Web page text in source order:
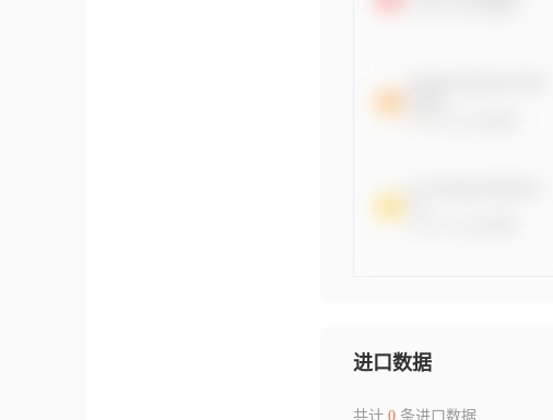
进口数据
共计 0条进口数据